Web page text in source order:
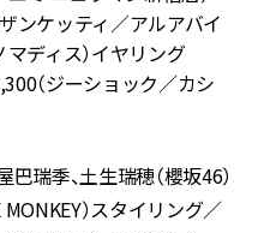
ンケッティ／アルアバイ
マディス）イヤリング
（ジーショック／カシ
季、土生瑞穂（櫻坂46）
）スタイリング／